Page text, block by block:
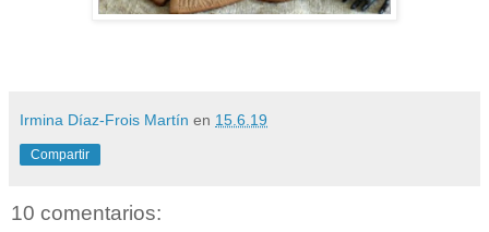
Irmina Díaz-Frois Martín en 15.6.19
Compartir
10 comentarios: